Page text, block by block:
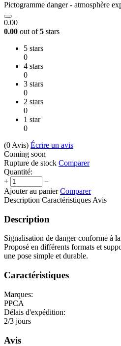
Pictogramme danger - atmosphère
0.00
0.00 out of5 stars
5 stars
0
4 stars
0
3 stars
0
2 stars
0
1 star
0
(0 Avis) Écrire un avis
Coming soon
Rupture de stock Comparer
Quantité:
+
−
Ajouter au panier Comparer
Description Caractéristiques Avis
Description
Signalisation de danger conforme à
Proposé en différents formats et
une pose simple et durable.
Caractéristiques
Marques:
PPCA
Délais d'expédition:
2/3 jours
Avis